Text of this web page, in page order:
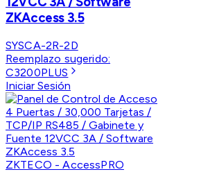
ZKAccess 3.5
SYSCA-2R-2D
Reemplazo sugerido:
C3200PLUS
Iniciar Sesión
ZKTECO - AccessPRO